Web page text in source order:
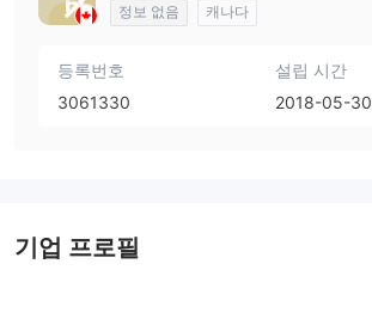
정보 없음 캐나다
등록번호
3061330
설립 시간
2018-05-30
기업 프로필